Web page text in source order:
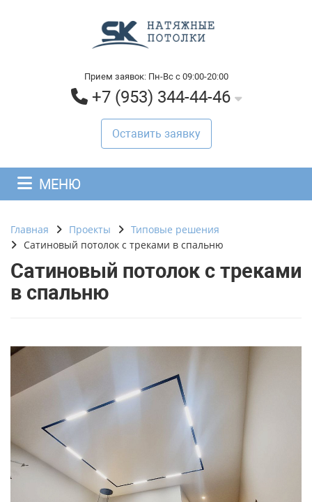
Прием заявок: Пн-Вс с 09:00-20:00
+7 (953) 344-44-46
Оставить заявку
МЕНЮ
Главная Проекты
Типовые решения
Сатиновый потолок с треками в спальню
Сатиновый потолок с треками
в спальню